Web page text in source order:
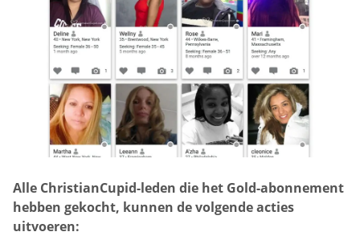
Alle ChristianCupid-leden die het Gold-abonnement
hebben gekocht, kunnen de volgende acties
uitvoeren: